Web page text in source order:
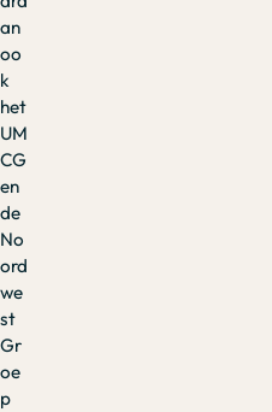
an
oo
k
het
UM
CG
en
de
No
ord
we
st
Gr
oe
p